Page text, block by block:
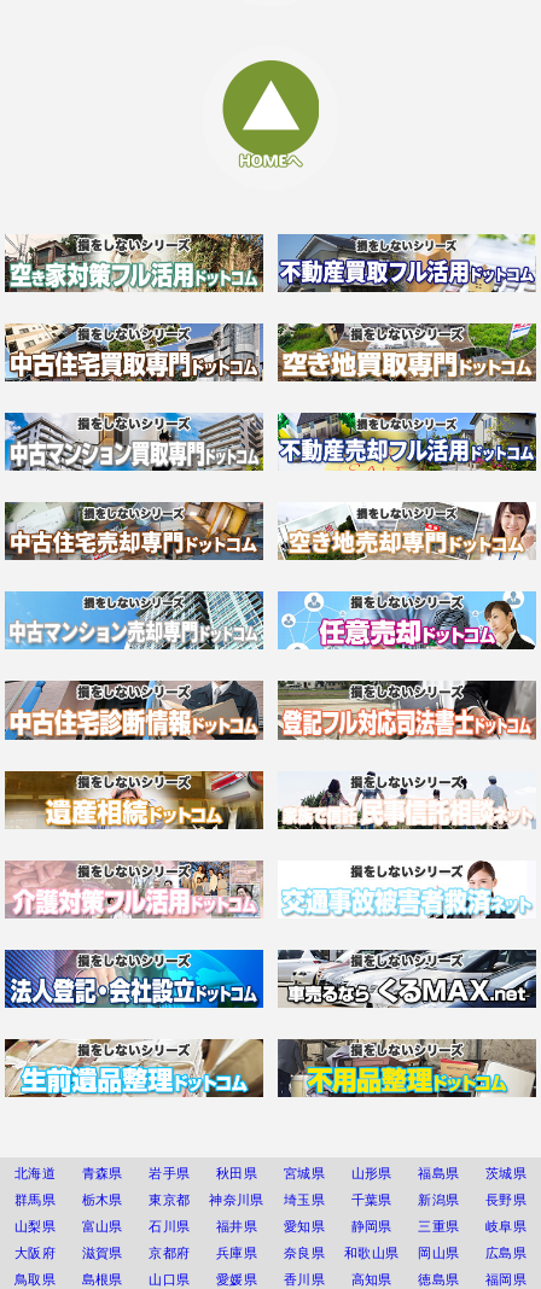
北海道 青森県 岩手県 秋田県 宮城県 山形県 福島県
茨城県
群馬県
栃木県 東京都 神奈川県 埼玉県 千葉県 新潟県
長野県
山梨県
富山県 石川県 福井県 愛知県 静岡県 三重県
岐阜県
大阪府
滋賀県 京都府 兵庫県 奈良県 和歌山県 岡山県
広島県
鳥取県
島根県 山口県 愛媛県 香川県 高知県 徳島県 福岡県